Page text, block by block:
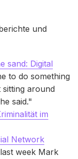
und
sand: Digital
to do something
around
said."
im
Network
week Mark